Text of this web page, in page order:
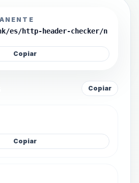
es/http-header-checker/n
Copiar
Copiar
Copiar